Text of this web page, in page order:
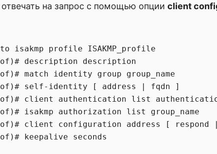
на запрос с помощью опции client
isakmp profile ISAKMP_profile
description description
match identity group group_name
self-identity [ address | fqdn ]
client authentication list
isakmp authorization list group_name
client configuration address [